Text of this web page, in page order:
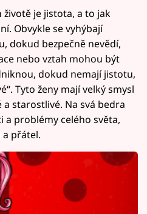
je jistota, a to jak
Obvykle se vyhýbají
dokud bezpečně nevědí,
nebo vztah mohou být
dokud nemají jistotu,
Tyto ženy mají velký smysl
starostlivé. Na svá bedra
problémy celého světa,
přátel.